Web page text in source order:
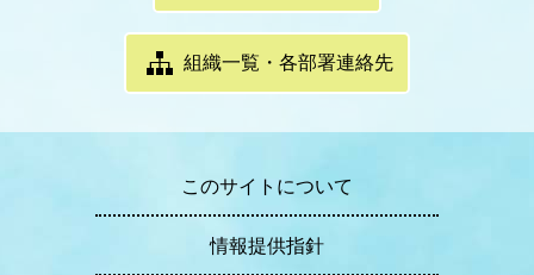
組織一覧・各部署連絡先
このサイトについて
情報提供指針